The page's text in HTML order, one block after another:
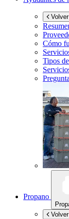
Cómo
Tipos
Propano